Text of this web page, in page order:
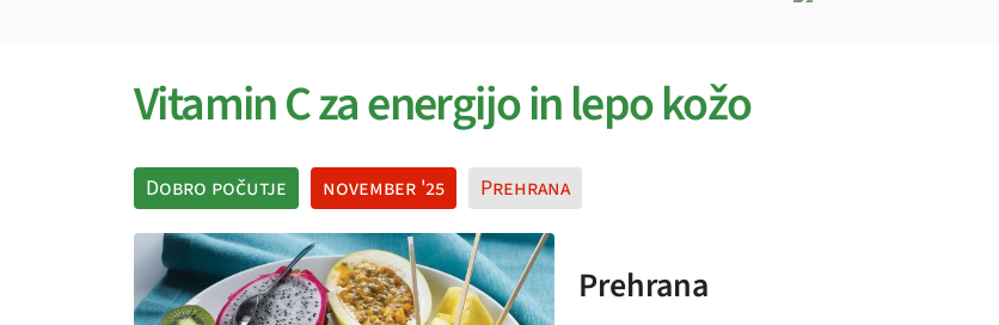
Vitamin C za energijo in lepo kožo
Dobro počutje november '25 Prehrana
Prehrana